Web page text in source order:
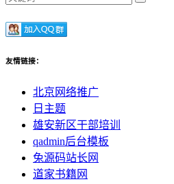
友情链接：
北京网络推广
日主题
雄安新区干部培训
qadmin后台模板
兔源码站长网
道家书籍网